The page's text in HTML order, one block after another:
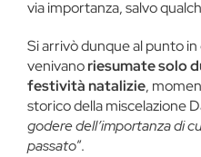
via importanza, salvo
Si arrivò dunque al punto
venivanoriesumate solo
festività natalizie,
storico della miscelazione
godere dell’importanza di
passato”.